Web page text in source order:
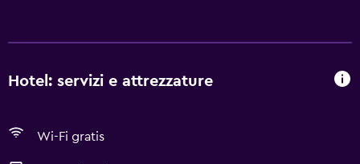
Hotel: servizi e attrezzature
Wi-Fi gratis